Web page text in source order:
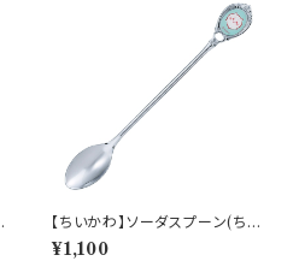
【ちいかわ】ソーダスプーン(ちい
かわ)【CKW40】CKW41-850
¥1,100